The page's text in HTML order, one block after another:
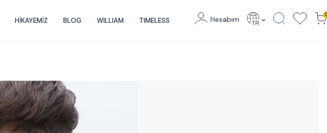
HİKAYEMİZ BLOG WILLIAM TIMELESS Hesabım TR